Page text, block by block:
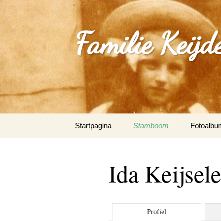
Familie
naar
Startpagina Stamboom
0_Joep
Ida
Profiel